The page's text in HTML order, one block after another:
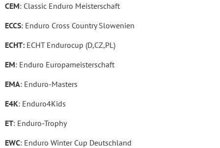
CEM: Classic Enduro Meisterschaft
ECCS: Enduro Cross Country Slowenien
ECHT: ECHT Endurocup (D,CZ,PL)
EM: Enduro Europameisterschaft
EMA: Enduro-Masters
E4K: Enduro4Kids
ET: Enduro-Trophy
EWC: Enduro Winter Cup Deutschland